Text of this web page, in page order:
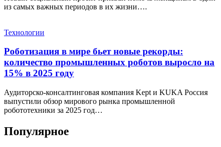
из самых важных периодов в их жизни….
Технологии
Роботизация в мире бьет новые рекорды:
количество промышленных роботов выросло на
15% в 2025 году
Аудиторско-консалтинговая компания Kept и KUKA Россия
выпустили обзор мирового рынка промышленной
робототехники за 2025 год…
Популярное